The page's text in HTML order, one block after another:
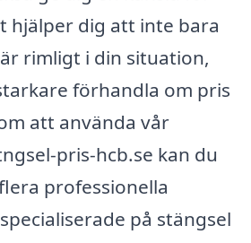
hjälper dig att inte bara
rimligt i din situation,
förhandla om pris
att använda vår
pris-hcb.se kan du
professionella
på stängsel